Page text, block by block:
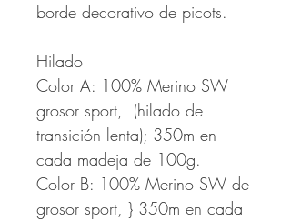
borde decorativo de picots.
Hilado
Color A: 100% Merino SW
grosor sport, (hilado de
transición lenta); 350m en
cada madeja de 100g.
Color B: 100% Merino SW de
grosor sport, } 350m en cada